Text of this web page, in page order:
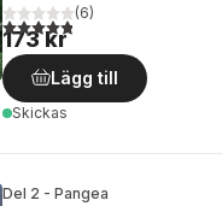
4,8utav 5 stjärnor. Totalt
(6)
173 kr
Lägg till
Skickas
Del 2 - Pangea